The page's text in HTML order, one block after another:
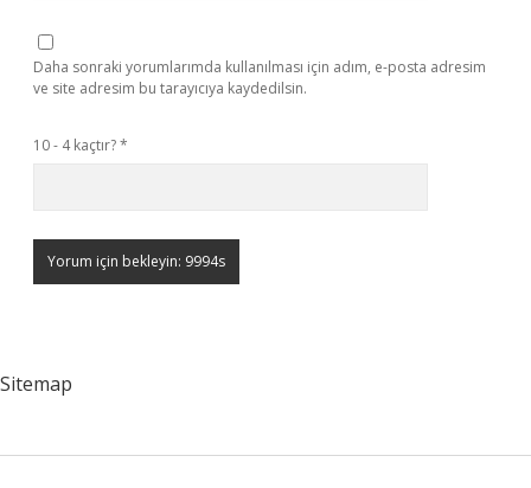
Daha sonraki yorumlarımda kullanılması için adım, e-posta adresim
ve site adresim bu tarayıcıya kaydedilsin.
10 - 4 kaçtır?*
Sitemap